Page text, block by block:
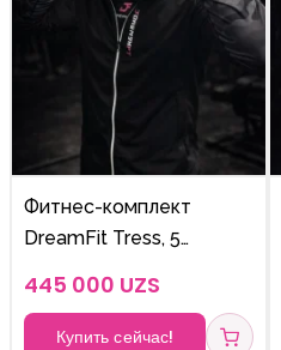
Фитнес-комплект
DreamFit Tress, 5
(военный цвет)
445 000 UZS
Купить сейчас!